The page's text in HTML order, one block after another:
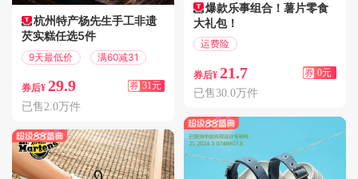
杭州特产杨先生手工非遗
芡实糕任选5件
9天最低价 满60减31
券后¥ 29.9 券 31元
已售2.0万件
爆款乐事组合！薯片零食
大礼包！
运费险
券后¥ 21.7 券 0元
已售30.0万件